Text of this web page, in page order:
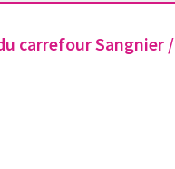
carrefour Sangnier /